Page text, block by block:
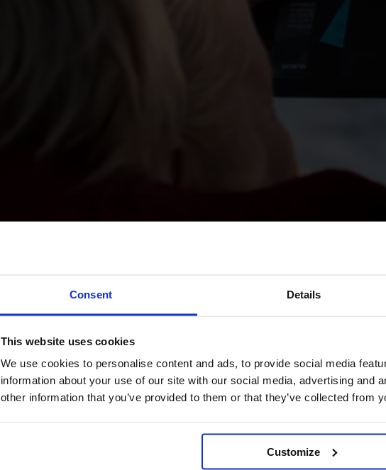
Consent Details
This website uses cookies
We use cookies to personalise content and ads, to provide social media
information about your use of our site with our social media, advertising and
other information that you’ve provided to them or that they’ve collected from
Customize